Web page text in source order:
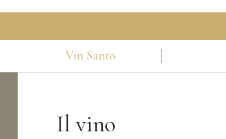
Vin Santo
Il vino